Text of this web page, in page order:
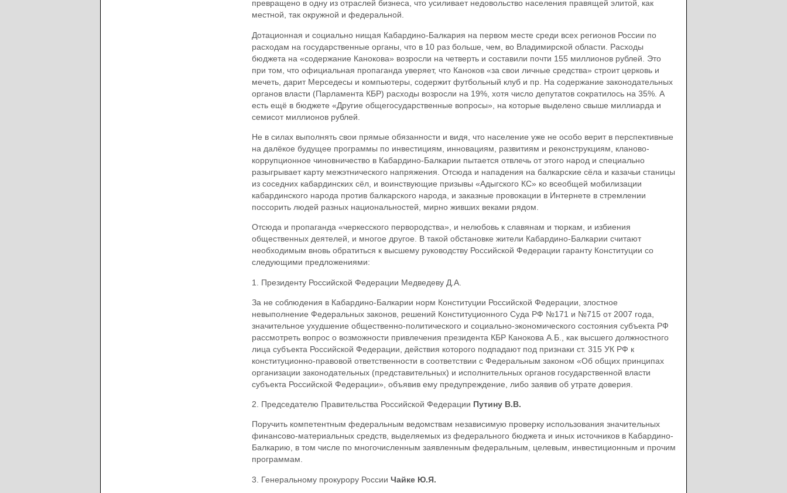
превращено в одну из отраслей бизнеса, что усиливает недовольство населения правящей элитой, как
местной, так окружной и федеральной.
Дотационная и социально нищая Кабардино-Балкария на первом месте среди всех регионов России по
расходам на государственные органы, что в 10 раз больше, чем, во Владимирской области. Расходы
бюджета на «содержание Канокова» возросли на четверть и составили почти 155 миллионов рублей. Это
при том, что официальная пропаганда уверяет, что Каноков «за свои личные средства» строит церковь и
мечеть, дарит Мерседесы и компьютеры, содержит футбольный клуб и пр. На содержание законодательных
органов власти (Парламента КБР) расходы возросли на 19%, хотя число депутатов сократилось на 35%. А
есть ещё в бюджете «Другие общегосударственные вопросы», на которые выделено свыше миллиарда и
семисот миллионов рублей.
Не в силах выполнять свои прямые обязанности и видя, что население уже не особо верит в перспективные
на далёкое будущее программы по инвестициям, инновациям, развитиям и реконструкциям, кланово-
коррупционное чиновничество в Кабардино-Балкарии пытается отвлечь от этого народ и специально
разыгрывает карту межэтнического напряжения. Отсюда и нападения на балкарские сёла и казачьи станицы
из соседних кабардинских сёл, и воинствующие призывы «Адыгского КС» ко всеобщей мобилизации
кабардинского народа против балкарского народа, и заказные провокации в Интернете в стремлении
поссорить людей разных национальностей, мирно живших веками рядом.
Отсюда и пропаганда «черкесского первородства», и нелюбовь к славянам и тюркам, и избиения
общественных деятелей, и многое другое. В такой обстановке жители Кабардино-Балкарии считают
необходимым вновь обратиться к высшему руководству Российской Федерации гаранту Конституции со
следующими предложениями:
1. Президенту Российской Федерации Медведеву Д.А.
За не соблюдения в Кабардино-Балкарии норм Конституции Российской Федерации, злостное
невыполнение Федеральных законов, решений Конституционного Суда РФ №171 и №715 от 2007 года,
значительное ухудшение общественно-политического и социально-экономического состояния субъекта РФ
рассмотреть вопрос о возможности привлечения президента КБР Канокова А.Б., как высшего должностного
лица субъекта Российской Федерации, действия которого подпадают под признаки ст. 315 УК РФ к
конституционно-правовой ответственности в соответствии с Федеральным законом «Об общих принципах
организации законодательных (представительных) и исполнительных органов государственной власти
субъекта Российской Федерации», объявив ему предупреждение, либо заявив об утрате доверия.
2. Председателю Правительства Российской Федерации Путину В.В.
Поручить компетентным федеральным ведомствам независимую проверку использования значительных
финансово-материальных средств, выделяемых из федерального бюджета и иных источников в Кабардино-
Балкарию, в том числе по многочисленным заявленным федеральным, целевым, инвестиционным и прочим
программам.
3. Генеральному прокурору России Чайке Ю.Я.